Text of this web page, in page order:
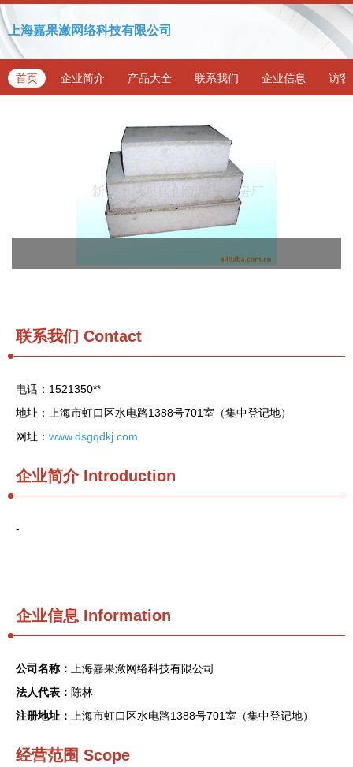
上海嘉果潋网络科技有限公司
首页 企业简介 产品大全 联系我们 企业信息 访客
联系我们 Contact
电话：1521350**
地址：上海市虹口区水电路1388号701室（集中登记地）
网址： www.dsgqdkj.com
企业简介Introduction
-
企业信息 Information
公司名称：
上海嘉果潋网络科技有限公司
法人代表： 陈林
注册地址：
上海市虹口区水电路1388号701室（集中登记地）
经营范围 Scope